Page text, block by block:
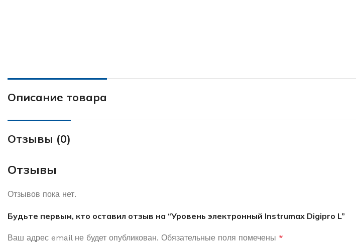
Описание товара
Отзывы (0)
Отзывы
Отзывов пока нет.
Будьте первым, кто оставил отзыв на “Уровень электронный Instrumax Digipro L”
Ваш адрес email не будет опубликован. Обязательные поля помечены *